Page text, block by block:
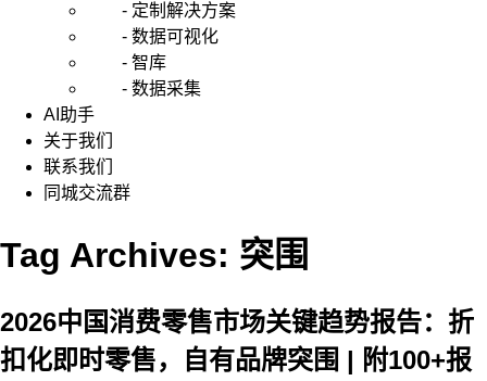
- 定制解决方案
- 数据可视化
- 智库
- 数据采集
AI助手
关于我们
联系我们
同城交流群
Tag Archives: 突围
2026中国消费零售市场关键趋势报告：折
扣化即时零售，自有品牌突围 | 附100+报